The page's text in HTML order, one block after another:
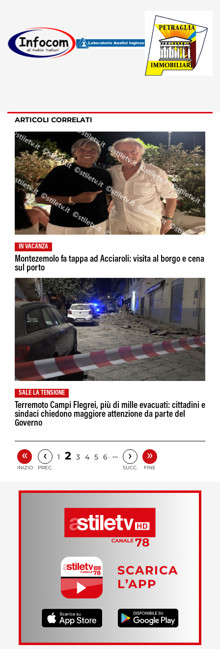
ARTICOLI CORRELATI
IN VACANZA
Montezemolo fa tappa ad Acciaroli: visita al borgo e cena
sul porto
SALE LA TENSIONE
Terremoto Campi Flegrei, più di mille evacuati: cittadini e
sindaci chiedono maggiore attenzione da parte del
Governo
«
INIZIO
‹
PREC.
1 2 3 4 5 6 … ›
SUCC.
»
FINE
SCARICA
L’APP